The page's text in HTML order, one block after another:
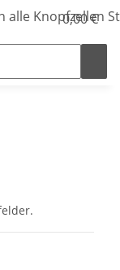
0,00 €